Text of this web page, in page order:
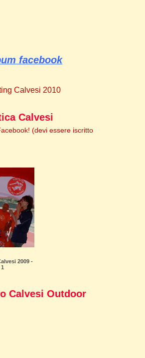
facebook
Calvesi 2010
Calvesi
(devi essere iscritto
2009 -
Calvesi Outdoor